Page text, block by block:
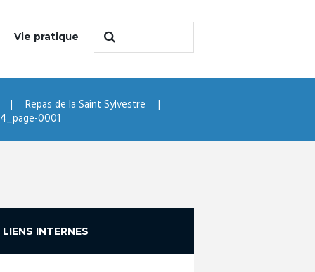
Vie pratique
Repas de la Saint Sylvestre
0001
LIENS INTERNES